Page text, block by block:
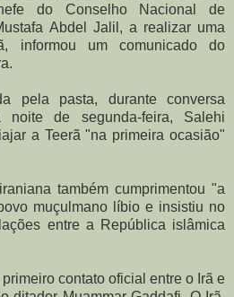
do Conselho Nacional de
Abdel Jalil, a realizar uma
informou um comunicado do
pela pasta, durante conversa
noite de segunda-feira, Salehi
a Teerã "na primeira ocasião"
também cumprimentou "a
muçulmano líbio e insistiu no
entre a República islâmica
contato oficial entre o Irã e